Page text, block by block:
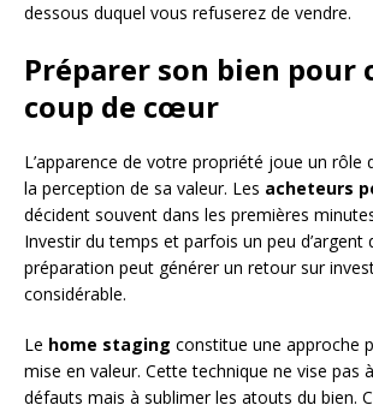
dessous duquel vous refuserez de vendre.
Préparer son bien pour
coup de cœur
L’apparence de votre propriété joue un rôle
la perception de sa valeur. Les acheteurs
décident souvent dans les premières
Investir du temps et parfois un peu d’argent
préparation peut générer un retour sur
considérable.
Le home staging constitue une approche
mise en valeur. Cette technique ne vise pas
défauts mais à sublimer les atouts du bien.